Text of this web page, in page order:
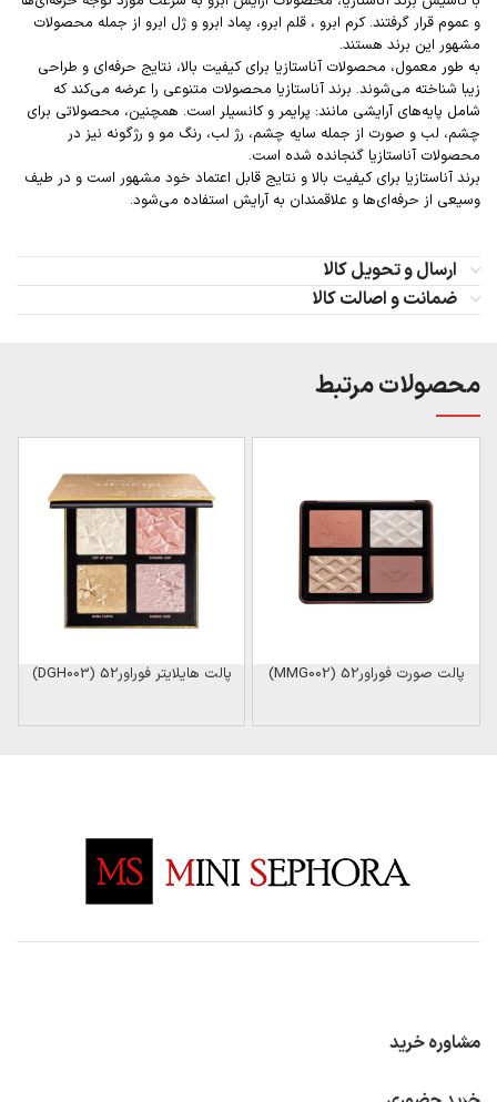
و عموم قرار گرفتند. کرم ابرو ، قلم ابرو، پماد ابرو و ژل ابرو از جمله محصولات
مشهور این برند هستند.
به طور معمول، محصولات آناستازیا برای کیفیت بالا، نتایج حرفه‌ای و طراحی
زیبا شناخته می‌شوند. برند آناستازیا محصولات متنوعی را عرضه می‌کند که
شامل پایه‌های آرایشی مانند: پرایمر و کانسیلر است. همچنین، محصولاتی برای
چشم، لب و صورت از جمله سایه چشم، رژ لب، رنگ مو و رژگونه نیز در
محصولات آناستازیا گنجانده شده است.
برند آناستازیا برای کیفیت بالا و نتایج قابل اعتماد خود مشهور است و در طیف
وسیعی از حرفه‌ای‌ها و علاقمندان به آرایش استفاده می‌شود.
ارسال و تحویل کالا
ضمانت و اصالت کالا
محصولات مرتبط
پالت صورت فوراور52 (MMG002) پالت هایلایتر فوراور52 (DGH003)
مشاوره خرید